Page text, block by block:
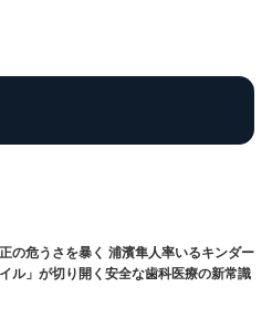
の危うさを暴く 浦濱隼人率いるキンダー
ル」が切り開く安全な歯科医療の新常識